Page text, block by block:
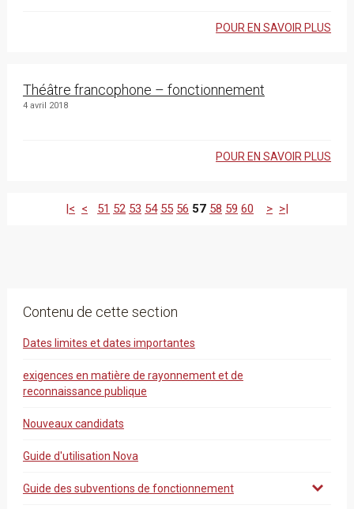
POUR EN SAVOIR PLUS
Théâtre francophone – fonctionnement
4 avril 2018
POUR EN SAVOIR PLUS
|< < 51 52 53 54 55 56 57 58 59 60 > >|
Contenu de cette section
Dates limites et dates importantes
exigences en matière de rayonnement et de
reconnaissance publique
Nouveaux candidats
Guide d'utilisation Nova
Guide des subventions de fonctionnement